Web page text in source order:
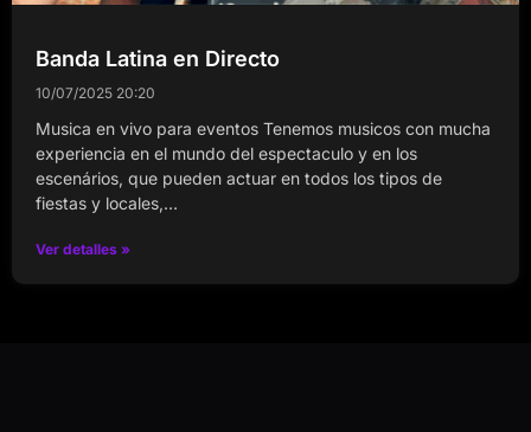
Banda Latina en Directo
10/07/2025 20:20
Musica en vivo para eventos Tenemos musicos con mucha
experiencia en el mundo del espectaculo y en los
escenários, que pueden actuar en todos los tipos de
fiestas y locales,…
Ver detalles »